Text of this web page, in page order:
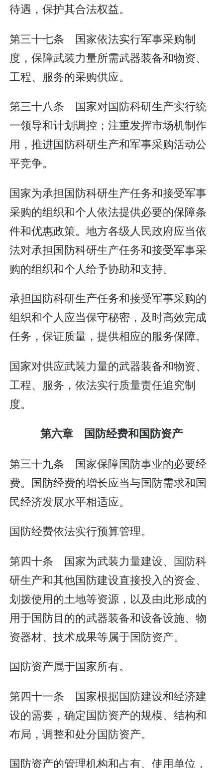
待遇，保护其合法权益。
第三十七条 国家依法实行军事采购制
度，保障武装力量所需武器装备和物资、
工程、服务的采购供应。
第三十八条 国家对国防科研生产实行统
一领导和计划调控；注重发挥市场机制作
用，推进国防科研生产和军事采购活动公
平竞争。
国家为承担国防科研生产任务和接受军事
采购的组织和个人依法提供必要的保障条
件和优惠政策。地方各级人民政府应当依
法对承担国防科研生产任务和接受军事采
购的组织和个人给予协助和支持。
承担国防科研生产任务和接受军事采购的
组织和个人应当保守秘密，及时高效完成
任务，保证质量，提供相应的服务保障。
国家对供应武装力量的武器装备和物资、
工程、服务，依法实行质量责任追究制
度。
第六章 国防经费和国防资产
第三十九条 国家保障国防事业的必要经
费。国防经费的增长应当与国防需求和国
民经济发展水平相适应。
国防经费依法实行预算管理。
第四十条 国家为武装力量建设、国防科
研生产和其他国防建设直接投入的资金、
划拨使用的土地等资源，以及由此形成的
用于国防目的的武器装备和设备设施、物
资器材、技术成果等属于国防资产。
国防资产属于国家所有。
第四十一条 国家根据国防建设和经济建
设的需要，确定国防资产的规模、结构和
布局，调整和处分国防资产。
国防资产的管理机构和占有、使用单位，